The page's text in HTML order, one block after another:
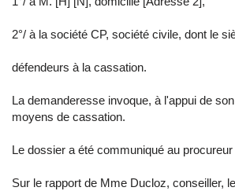
2°/ à la société CP, société civile, dont le
défendeurs à la cassation.
La demanderesse invoque, à l'appui de
moyens de cassation.
Le dossier a été communiqué au procureur
Sur le rapport de Mme Ducloz, conseiller,